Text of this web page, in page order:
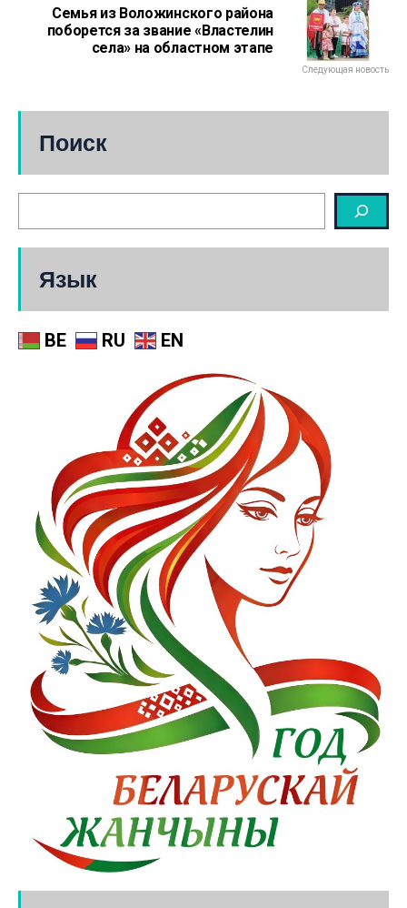
Семья из Воложинского района
поборется за звание «Властелин
села» на областном этапе
Следующая новость
Поиск
Язык
BE RU EN